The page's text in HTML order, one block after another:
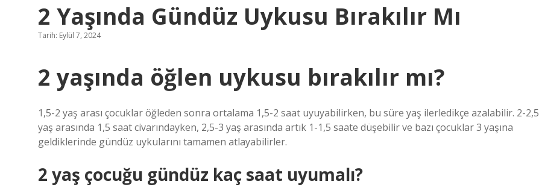
2 Yaşında Gündüz Uykusu Bırakılır Mı
Tarih: Eylül 7, 2024
2 yaşında öğlen uykusu bırakılır mı?
1,5-2 yaş arası çocuklar öğleden sonra ortalama 1,5-2 saat uyuyabilirken, bu süre yaş ilerledikçe azalabilir. 2-2,5
yaş arasında 1,5 saat civarındayken, 2,5-3 yaş arasında artık 1-1,5 saate düşebilir ve bazı çocuklar 3 yaşına
geldiklerinde gündüz uykularını tamamen atlayabilirler.
2 yaş çocuğu gündüz kaç saat uyumalı?